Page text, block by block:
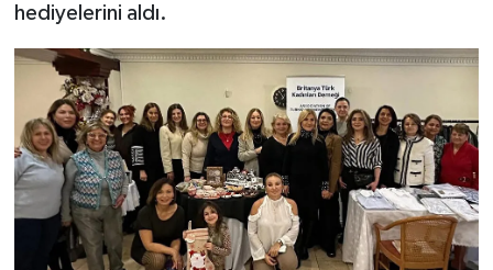
hediyelerini aldı.